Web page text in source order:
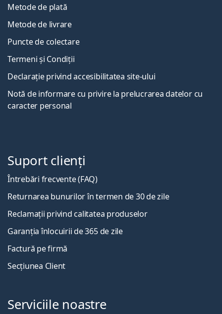
Metode de plată
Metode de livrare
Puncte de colectare
Termeni și Condiții
Declarație privind accesibilitatea site-ului
Notă de informare cu privire la prelucrarea datelor cu
caracter personal
Suport clienți
Întrebări frecvente (FAQ)
Returnarea bunurilor în termen de 30 de zile
Reclamații privind calitatea produselor
Garanția înlocuirii de 365 de zile
Factură pe firmă
Secțiunea Client
Serviciile noastre